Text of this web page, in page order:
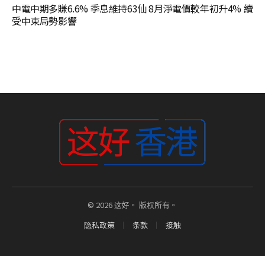
中電中期多賺6.6% 季息維持63仙 8月淨電價較年初升4% 續
受中東局勢影響
© 2026 这好。 版权所有。
隐私政策
条款 接触